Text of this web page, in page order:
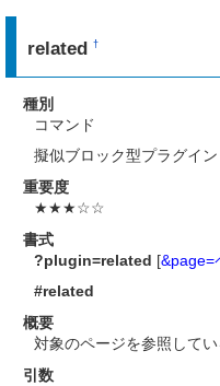
related†
種別
コマンド
擬似ブロック型プラグイン
重要度
★★★☆☆
書式
?plugin=related [&page=
#related
概要
対象のページを参照して
引数